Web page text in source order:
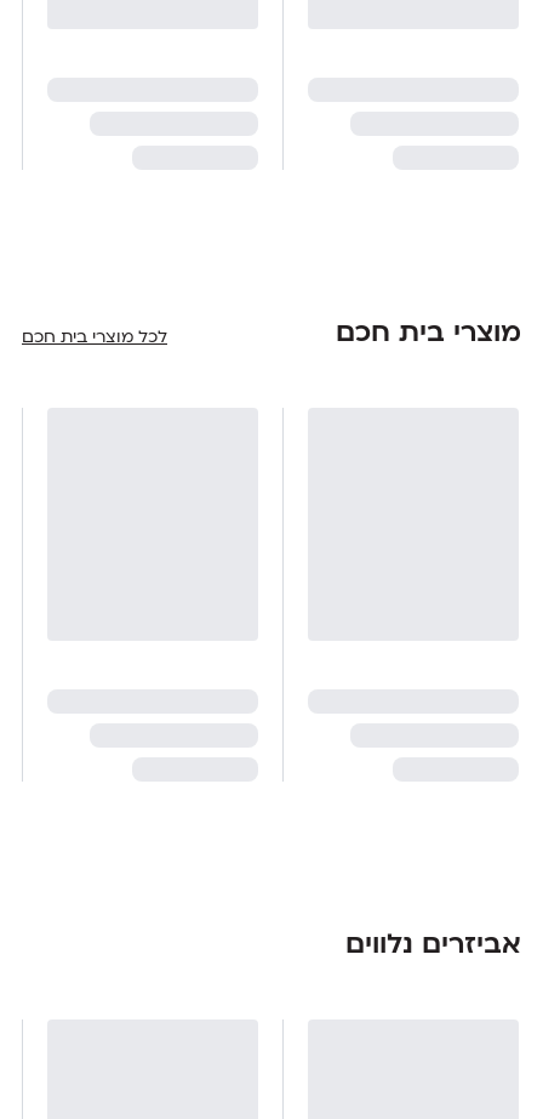
מוצרי בית חכם לכל מוצרי בית חכם
אביזרים נלווים